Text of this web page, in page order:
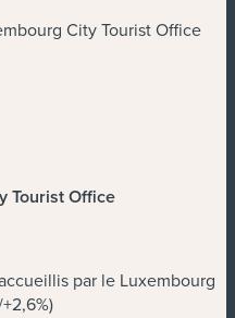
City Tourist Office
Tourist Office
par le Luxembourg